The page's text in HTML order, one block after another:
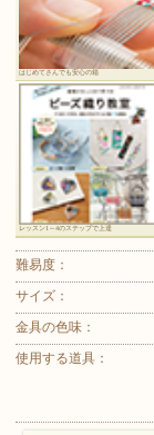
はじめてさんでも安心の箱
レッスン1～4のステップで上達
難易度：
サイズ：
金具の色味：
使用する道具：